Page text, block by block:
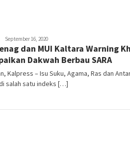
admin
September 16, 2020
dan MUI Kaltara Warning
Dakwah Berbau SARA
Kalpress – Isu Suku, Agama, Ras dan
salah satu indeks […]